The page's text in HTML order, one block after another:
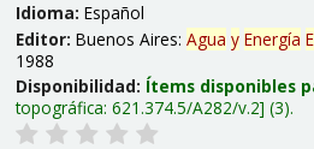
Idioma: Español
Editor: Buenos Aires: Agua y Energía
1988
Disponibilidad: Ítems disponibles
topográfica: 621.374.5/A282/v.2 (3).